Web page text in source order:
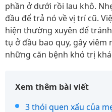
phần ở dưới rồi lau khô.
đầu để trả nó về vị trí cũ.
hiện thường xuyên để
tụ ở đầu bao quy, gây viêm
những căn bệnh khó trị
Xem thêm bài viết
3 thói quen xấu của